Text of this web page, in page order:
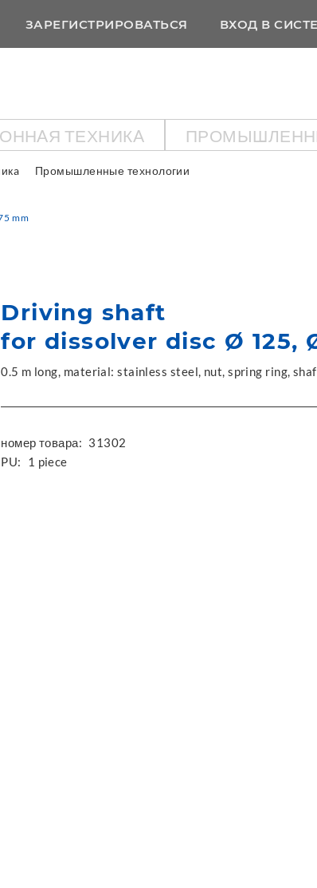
ЗАРЕГИСТРИРОВАТЬСЯ ВХОД В
ТЕХНИКA
Промышленные технологии
mm
Driving shaft
for dissolver disc Ø 125,
0.5 m long, material: stainless steel, nut, spring ring,
номер товара: 31302
PU:
1 piece